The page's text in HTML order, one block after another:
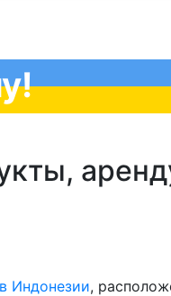
в Индонезии,